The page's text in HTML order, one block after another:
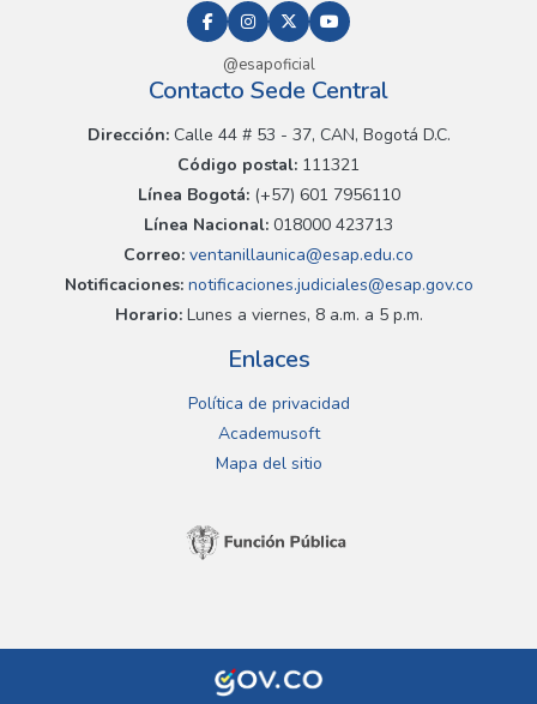
@esapoficial
Contacto Sede Central
Dirección:Calle 44 # 53 - 37, CAN, Bogotá D.C.
Código postal: 111321
Línea Bogotá:(+57) 601 7956110
Línea Nacional: 018000 423713
Correo: ventanillaunica@esap.edu.co
Notificaciones:notificaciones.judiciales@esap.gov.co
Horario:Lunes a viernes, 8 a.m. a 5 p.m.
Enlaces
Política de privacidad
Academusoft
Mapa del sitio